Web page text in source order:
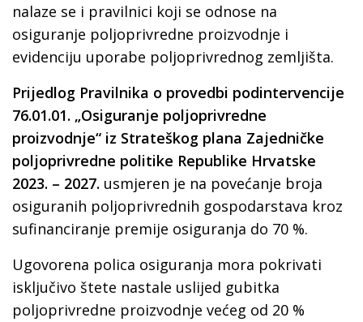
nalaze se i pravilnici koji se odnose na
osiguranje poljoprivredne proizvodnje i
evidenciju uporabe poljoprivrednog zemljišta.
Prijedlog Pravilnika o provedbi podintervencije
76.01.01. „Osiguranje poljoprivredne
proizvodnje“ iz Strateškog plana Zajedničke
poljoprivredne politike Republike Hrvatske
2023. – 2027. usmjeren je na povećanje broja
osiguranih poljoprivrednih gospodarstava kroz
sufinanciranje premije osiguranja do 70 %.
Ugovorena polica osiguranja mora pokrivati
isključivo štete nastale uslijed gubitka
poljoprivredne proizvodnje većeg od 20 %